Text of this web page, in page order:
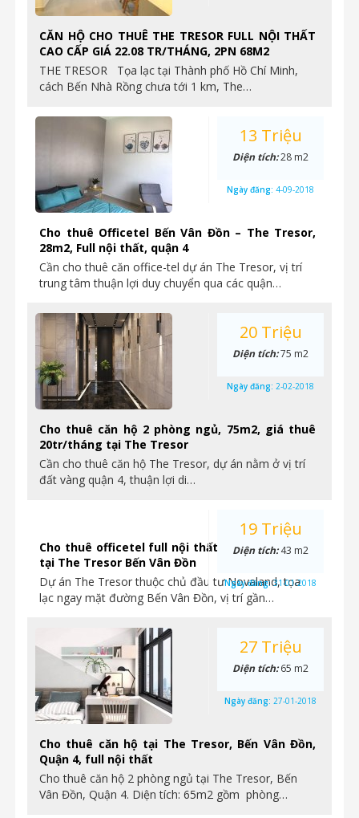
CĂN HỘ CHO THUÊ THE TRESOR FULL NỘI THẤT
CAO CẤP GIÁ 22.08 TR/THÁNG, 2PN 68M2
THE TRESOR Tọa lạc tại Thành phố Hồ Chí Minh,
cách Bến Nhà Rồng chưa tới 1 km, The…
Cho thuê Officetel Bến Vân Đồn – The Tresor,
28m2, Full nội thất, quận 4
Cần cho thuê căn office-tel dự án The Tresor, vị trí
trung tâm thuận lợi duy chuyển qua các quận…
13 Triệu
Diện tích:28 m2
Ngày đăng: 4-09-2018
Cho thuê căn hộ 2 phòng ngủ, 75m2, giá thuê
20tr/tháng tại The Tresor
Cần cho thuê căn hộ The Tresor, dự án nằm ở vị trí
đất vàng quận 4, thuận lợi di…
20 Triệu
Diện tích:75 m2
Ngày đăng: 2-02-2018
Cho thuê officetel full nội thất, có 1 phòng ngủ
tại The Tresor Bến Vân Đồn
Dự án The Tresor thuộc chủ đầu tư Novaland, tọa
lạc ngay mặt đường Bến Vân Đồn, vị trí gần…
19 Triệu
Diện tích:43 m2
Ngày đăng:31-01-2018
Cho thuê căn hộ tại The Tresor, Bến Vân Đồn,
Quận 4, full nội thất
Cho thuê căn hộ 2 phòng ngủ tại The Tresor, Bến
Vân Đồn, Quận 4. Diện tích: 65m2 gồm phòng…
27 Triệu
Diện tích:65 m2
Ngày đăng: 27-01-2018